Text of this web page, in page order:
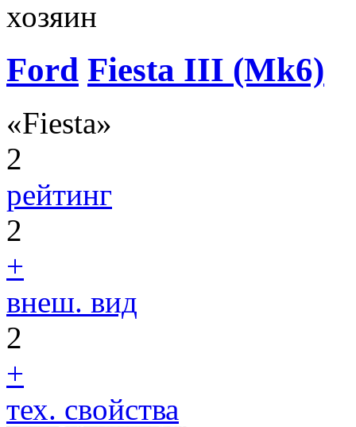
хозяин
Ford Fiesta III (Mk6)
«Fiesta»
2
рейтинг
2
+
внеш. вид
2
+
тех. свойства